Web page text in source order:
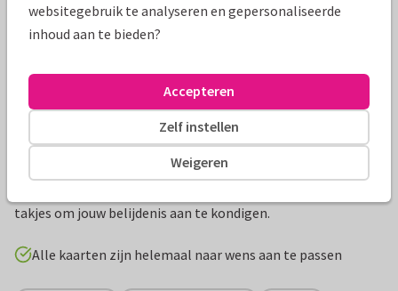
takjes om jouw belijdenis aan te kondigen.
Alle kaarten zijn helemaal naar wens aan te passen
websitegebruik te analyseren en gepersonaliseerde
inhoud aan te bieden?
Weigeren
Zelf instellen
Accepteren